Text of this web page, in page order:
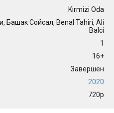
Kirmizi Oda
Сойсал, Benal Tahiri, Ali
Balci
1
16+
Завершен
2020
720p